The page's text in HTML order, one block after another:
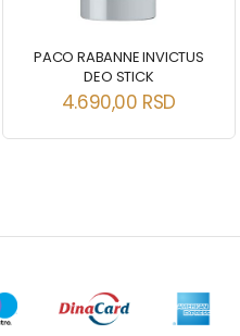
PACO RABANNE INVICTUS
DEO STICK
4.690,00 RSD